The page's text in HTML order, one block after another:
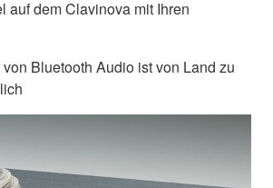
auf dem Clavinova mit Ihren
Bluetooth Audio ist von Land zu